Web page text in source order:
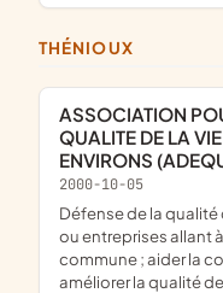
THÉNIOUX
ASSOCIATION POUR LA DEFENSE ET LA
QUALITE DE LA
ENVIRONS
2000-10-05
Défense de la qualité de la vie : lutter contre des projets
ou entreprises allant
commune ; aider la
améliorer la qualité